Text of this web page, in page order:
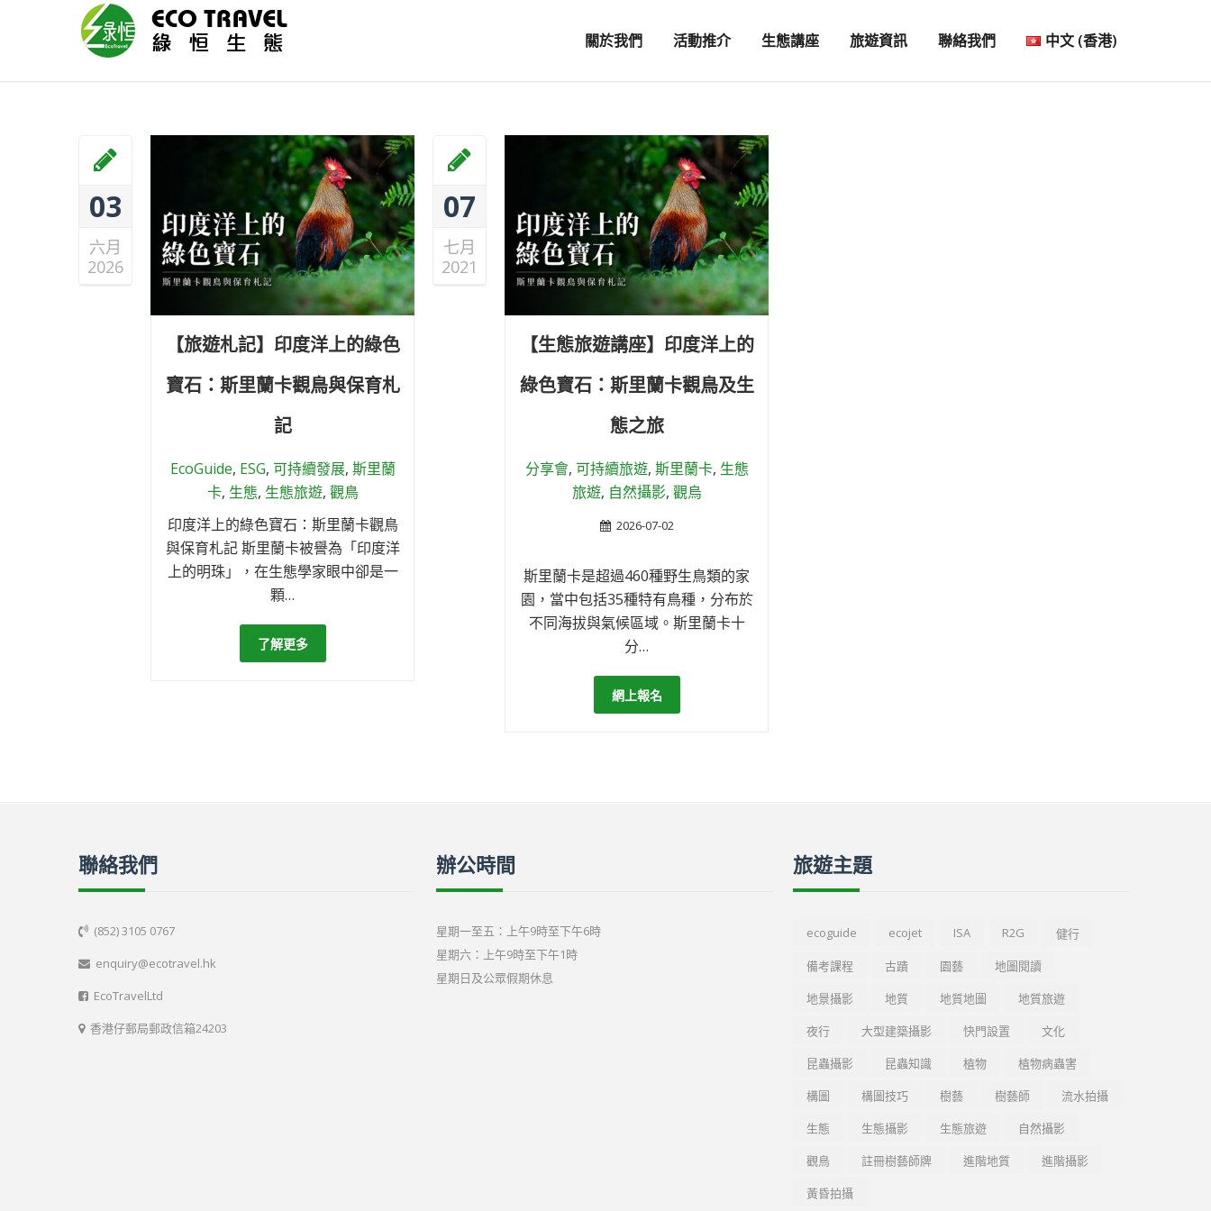
關於我們 活動推介 生態講座 旅遊資訊 聯絡我們 中文 (香港)
03
六月
2026
【旅遊札記】印度洋上的綠色
寶石：斯里蘭卡觀鳥與保育札
記
EcoGuide, ESG, 可持續發展, 斯里蘭
卡, 生態, 生態旅遊, 觀鳥
印度洋上的綠色寶石：斯里蘭卡觀鳥
與保育札記 斯里蘭卡被譽為「印度洋
上的明珠」，在生態學家眼中卻是一
顆…
了解更多
07
七月
2021
【生態旅遊講座】印度洋上的
綠色寶石：斯里蘭卡觀鳥及生
態之旅
分享會, 可持續旅遊, 斯里蘭卡, 生態
旅遊, 自然攝影, 觀烏
2026-07-02
斯里蘭卡是超過460種野生鳥類的家
園，當中包括35種特有鳥種，分布於
不同海拔與氣候區域。斯里蘭卡十
分…
網上報名
聯絡我們
 (852) 3105 0767
 enquiry@ecotravel.hk
 EcoTravelLtd
 香港仔郵局郵政信箱24203
辦公時間
星期一至五：上午9時至下午6時
星期六：上午9時至下午1時
星期日及公眾假期休息
旅遊主題
ecoguide ecojet ISA R2G
健行
備考課程
古蹟 園藝
地圖閱讀
地景攝影
地質 地質地圖
地質旅遊
夜行
大型建築攝影 快門設置
文化
昆蟲攝影
昆蟲知識 植物
植物病蟲害
構圖
構圖技巧 樹藝 樹藝師
流水拍攝
生態
生態攝影 生態旅遊
自然攝影
觀鳥
註冊樹藝師牌 進階地質
進階攝影
黃昏拍攝